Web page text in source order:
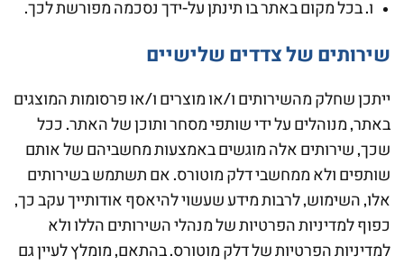
ו. בכל מקום באתר בו תינתן על-ידך נסכמה מפורשת לכך.
שירותים של צדדים שלישיים
ייתכן שחלק מהשירותים ו/או מוצרים ו/או פרסומות המוצגים
באתר, מנוהלים על ידי שותפי מסחר ותוכן של האתר. ככל
שכך, שירותים אלה מוגשים באמצעות מחשביהם של אותם
שותפים ולא ממחשבי דלק מוטורס. אם תשתמש בשירותים
אלו, השימוש, לרבות מידע שעשוי להיאסף אודותייך עקב כך,
כפוף למדיניות הפרטיות של מנהלי השירותים הללו ולא
למדיניות הפרטיות של דלק מוטורס. בהתאם, מומלץ לעיין גם